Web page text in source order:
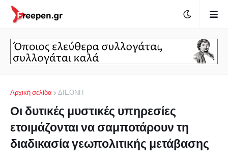
Αρχική σελίδα ΔΙΕΘΝΗ
Οι δυτικές μυστικές υπηρεσίες
ετοιμάζονται να σαμποτάρουν τη
διαδικασία γεωπολιτικής μετάβασης